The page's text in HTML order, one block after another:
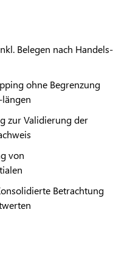
Belegen nach Handels-
ohne Begrenzung
zur Validierung der
von
Betrachtung